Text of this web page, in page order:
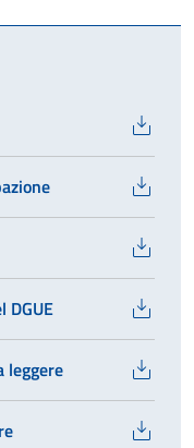
DGUE
leggere